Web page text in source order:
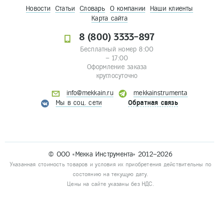
Новости Статьи Словарь О компании
Наши клиенты
Карта сайта
8 (800) 3333-897
Бесплатный номер 8:00
– 17:00
Оформление заказа
круглосуточно
info@mekkain.ru
mekkainstrumenta
Мы в соц. сети
Обратная связь
© ООО «Мекка Инструмента» 2012–2026
Указанная стоимость товаров и условия их приобретения действительны по
состоянию на текущую дату.
Цены на сайте указаны без НДС.